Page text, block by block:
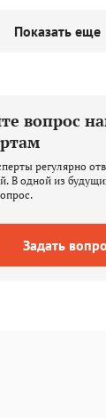
Показать еще
вопрос
регулярно
В одной из
Задать